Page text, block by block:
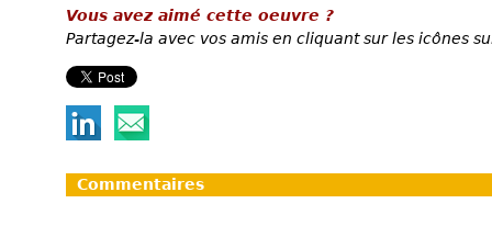
Vous avez aimé cette oeuvre ?
Partagez-la avec vos amis en cliquant sur les icônes
Commentaires